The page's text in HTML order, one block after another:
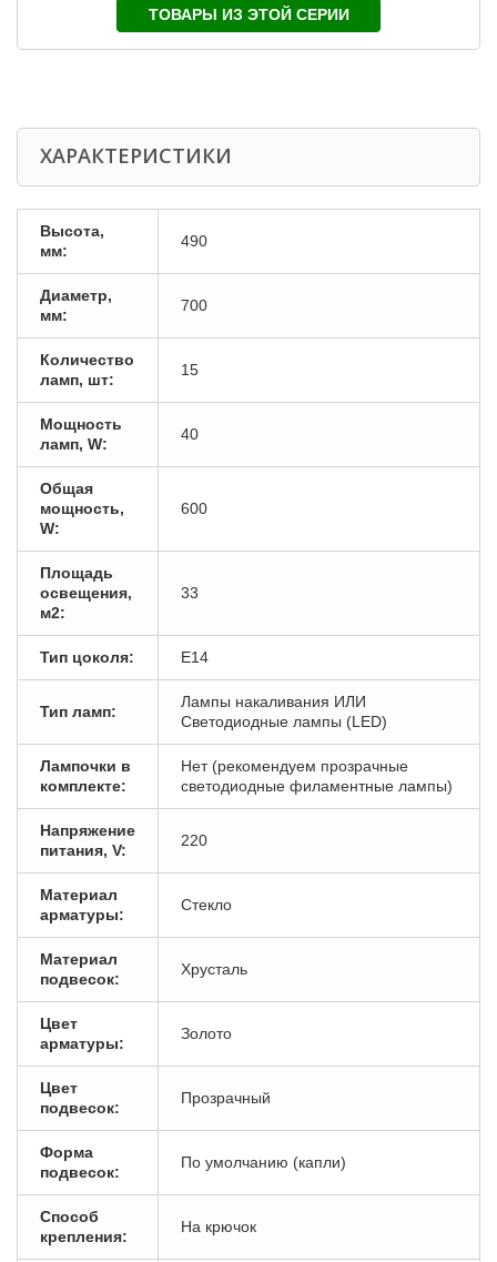
ТОВАРЫ ИЗ ЭТОЙ СЕРИИ
ХАРАКТЕРИСТИКИ
Высота,
мм:
490
Диаметр,
мм:
700
Количество
ламп, шт:
15
Мощность
ламп, W:
40
Общая
мощность,
W:
600
Площадь
освещения,
м2:
33
Тип цоколя: E14
Тип ламп:
Лампы накаливания ИЛИ
Светодиодные лампы (LED)
Лампочки в
комплекте:
Нет (рекомендуем прозрачные
светодиодные филаментные лампы)
Напряжение
питания, V:
220
Материал
арматуры:
Стекло
Материал
подвесок:
Хрусталь
Цвет
арматуры:
Золото
Цвет
подвесок:
Прозрачный
Форма
подвесок:
По умолчанию (капли)
Способ
крепления:
На крючок